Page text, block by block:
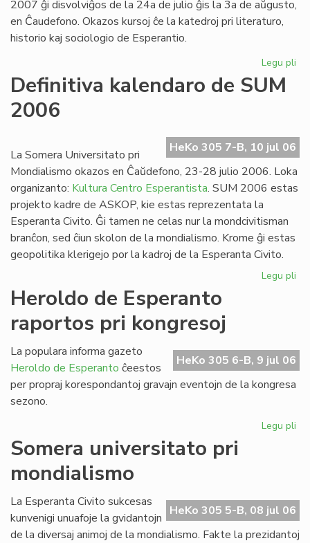
2007 ĝi disvolviĝos de la 24a de julio ĝis la 3a de aŭgusto,
en Ĉaudefono. Okazos kursoj ĉe la katedroj pri literaturo,
historio kaj sociologio de Esperantio.
Legu pli
Definitiva kalendaro de SUM
2006
HeKo 305 7-B, 10 jul 06
La Somera Universitato pri
Mondialismo okazos en Ĉaŭdefono, 23-28 julio 2006. Loka
organizanto: Kultura Centro Esperantista. SUM 2006 estas
projekto kadre de ASKOP, kie estas reprezentata la
Esperanta Civito. Ĝi tamen ne celas nur la mondcivitisman
branĉon, sed ĉiun skolon de la mondialismo. Krome ĝi estas
geopolitika klerigejo por la kadroj de la Esperanta Civito.
Legu pli
Heroldo de Esperanto
raportos pri kongresoj
HeKo 305 6-B, 9 jul 06
La populara informa gazeto
Heroldo de Esperanto ĉeestos
per propraj korespondantoj gravajn eventojn de la kongresa
sezono.
Legu pli
pri
Somera universitato pri
mondialismo
HeKo 305 5-B, 08 jul 06
La Esperanta Civito sukcesas
kunvenigi unuafoje la gvidantojn
de la diversaj animoj de la mondialismo. Fakte la prezidantoj